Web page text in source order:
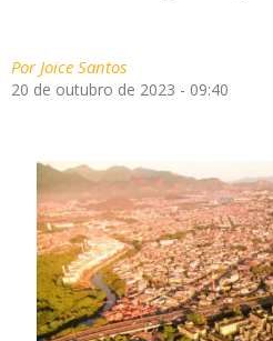
PorJoice Santos
20 de outubro de 2023 - 09:40